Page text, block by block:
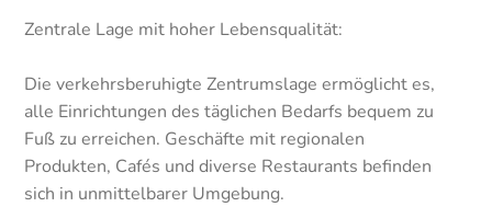
Zentrale Lage mit hoher Lebensqualität:
Die verkehrsberuhigte Zentrumslage ermöglicht es,
alle Einrichtungen des täglichen Bedarfs bequem zu
Fuß zu erreichen. Geschäfte mit regionalen
Produkten, Cafés und diverse Restaurants befinden
sich in unmittelbarer Umgebung.